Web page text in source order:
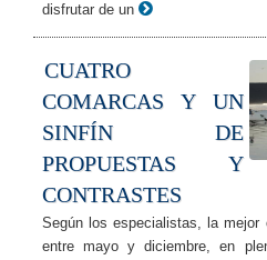
disfrutar de un
CUATRO
COMARCAS Y UN
SINFÍN DE
PROPUESTAS Y
CONTRASTES
Según los especialistas, la mejor
entre mayo y diciembre, en